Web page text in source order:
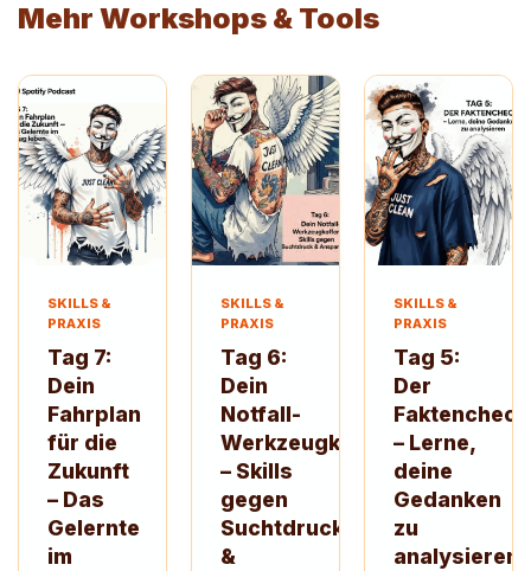
Mehr Workshops & Tools
SKILLS &
PRAXIS
Tag 7:
Dein
Fahrplan
für die
Zukunft
– Das
Gelernte
im
SKILLS &
PRAXIS
Tag 6:
Dein
Notfall-
Werkzeugkoffer
– Skills
gegen
Suchtdruck
&
SKILLS &
PRAXIS
Tag 5:
Der
Faktencheck
– Lerne,
deine
Gedanken
zu
analysieren